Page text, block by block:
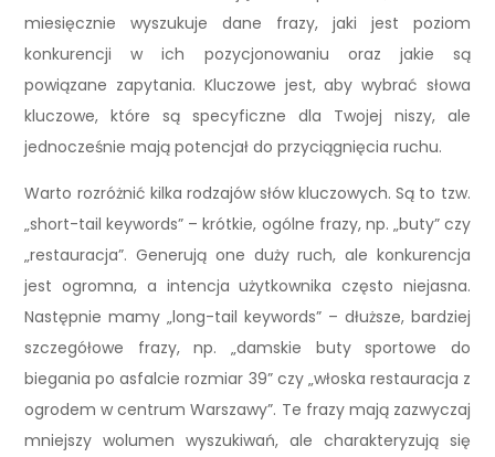
miesięcznie wyszukuje dane frazy, jaki jest poziom
konkurencji w ich pozycjonowaniu oraz jakie są
powiązane zapytania. Kluczowe jest, aby wybrać słowa
kluczowe, które są specyficzne dla Twojej niszy, ale
jednocześnie mają potencjał do przyciągnięcia ruchu.
Warto rozróżnić kilka rodzajów słów kluczowych. Są to tzw.
„short-tail keywords” – krótkie, ogólne frazy, np. „buty” czy
„restauracja”. Generują one duży ruch, ale konkurencja
jest ogromna, a intencja użytkownika często niejasna.
Następnie mamy „long-tail keywords” – dłuższe, bardziej
szczegółowe frazy, np. „damskie buty sportowe do
biegania po asfalcie rozmiar 39” czy „włoska restauracja z
ogrodem w centrum Warszawy”. Te frazy mają zazwyczaj
mniejszy wolumen wyszukiwań, ale charakteryzują się